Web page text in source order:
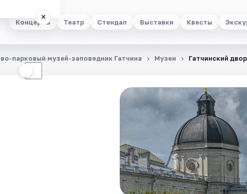
Концерты Театр Стендап Выставки Квесты
×
☾
парковый музей-заповедник Гатчина Музеи Гатчинский